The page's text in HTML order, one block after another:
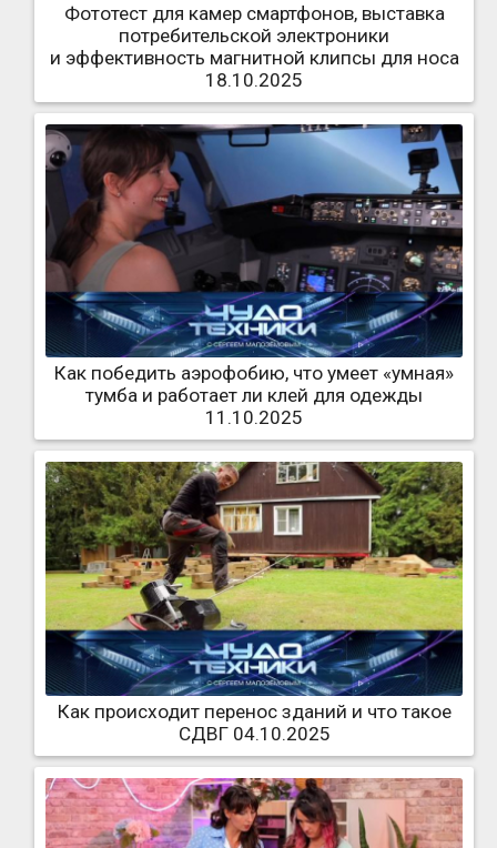
Фототест для камер смартфонов, выставка
потребительской электроники
и эффективность магнитной клипсы для носа
18.10.2025
Как победить аэрофобию, что умеет «умная»
тумба и работает ли клей для одежды
11.10.2025
Как происходит перенос зданий и что такое
СДВГ 04.10.2025